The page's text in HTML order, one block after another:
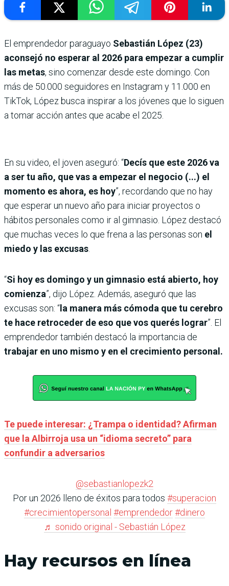
El emprendedor paraguayo Sebastián López (23)
aconsejó no esperar al 2026 para empezar a cumplir
las metas, sino comenzar desde este domingo. Con
más de 50.000 seguidores en Instagram y 11.000 en
TikTok, López busca inspirar a los jóvenes que lo siguen
a tomar acción antes que acabe el 2025.
En su video, el joven aseguró: “Decís que este 2026 va
a ser tu año, que vas a empezar el negocio (...) el
momento es ahora, es hoy”, recordando que no hay
que esperar un nuevo año para iniciar proyectos o
hábitos personales como ir al gimnasio. López destacó
que muchas veces lo que frena a las personas son el
miedo y las excusas
“Si hoy es domingo y un gimnasio está abierto, hoy
comienza”, dijo López. Además, aseguró que las
excusas son: “ la manera más cómoda que tu cerebro
te hace retroceder de eso que vos querés lograr”. El
emprendedor también destacó la importancia de
trabajar en uno mismo y en el crecimiento personal.
Te puede interesar: ¿Trampa o identidad? Afirman
que la Albirroja usa un “idioma secreto” para
confundir a adversarios
@sebastianlopezk2
Por un 2026 lleno de éxitos para todos #superacion
#crecimientopersonal #emprendedor#dinero
♬ sonido original - Sebastián López
Hay recursos en línea